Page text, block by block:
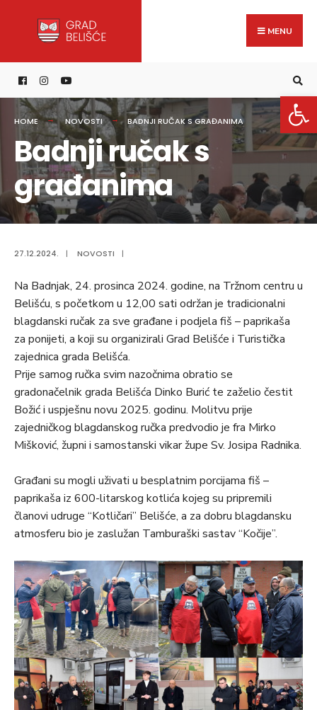
content
MENU
HOME NOVOSTI BADNJI RUČAK S GRAĐANIMA
Badnji ručak s
građanima
27.12.2024. | NOVOSTI |
Na Badnjak, 24. prosinca 2024. godine, na Tržnom centru u
Belišću, s početkom u 12,00 sati održan je tradicionalni
blagdanski ručak za sve građane i podjela fiš – paprikaša
za ponijeti, a koji su organizirali Grad Belišće i Turistička
zajednica grada Belišća.
Prije samog ručka svim nazočnima obratio se
gradonačelnik grada Belišća Dinko Burić te zaželio čestit
Božić i uspješnu novu 2025. godinu. Molitvu prije
zajedničkog blagdanskog ručka predvodio je fra Mirko
Mišković, župni i samostanski vikar župe Sv. Josipa Radnika.
Građani su mogli uživati u besplatnim porcijama fiš –
paprikaša iz 600-litarskog kotlića kojeg su pripremili
članovi udruge “Kotličari” Belišće, a za dobru blagdansku
atmosferu bio je zaslužan Tamburaški sastav “Kočije”.
for: